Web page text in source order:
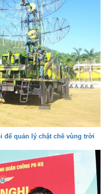
để quản lý chặt chẽ vùng trời